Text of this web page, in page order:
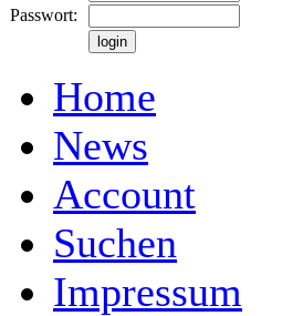
Passwort:
Home
News
Account
Suchen
Impressum